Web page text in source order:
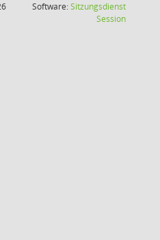
Software:Sitzungsdienst
Session(Wird in